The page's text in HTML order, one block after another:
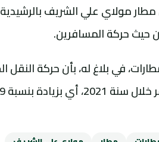
حركة المسافرين.
في بلاغ له، بأن حركة